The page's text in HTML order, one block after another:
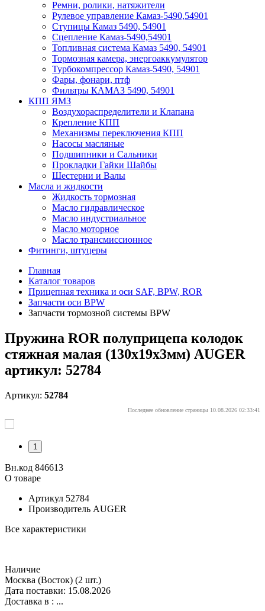
Ремни, ролики, натяжители
Рулевое управление Камаз-5490,54901
Ступицы Камаз 5490, 54901
Сцепление Камаз-5490,54901
Топливная система Камаз 5490, 54901
Тормозная камера, энергоаккумулятор
Турбокомпрессор Камаз-5490, 54901
Фары, фонари, птф
Фильтры КАМАЗ 5490, 54901
КПП ЯМЗ
Воздухораспределители и Клапана
Крепление КПП
Механизмы переключения КПП
Насосы масляные
Подшипники и Сальники
Прокладки Гайки Шайбы
Шестерни и Валы
Масла и жидкости
Жидкость тормозная
Масло гидравлическое
Масло индустриальное
Масло моторное
Масло трансмиссионное
Фитинги, штуцеры
Главная
Каталог товаров
Прицепная техника и оси SAF, BPW, ROR
Запчасти оси BPW
Запчасти тормозной системы BPW
Пружина ROR полуприцепа колодок
стяжная малая (130х19х3мм) AUGER
артикул: 52784
Артикул: 52784
Последнее обновление страницы 10.08.2026 02:33:41
1
Вн.код 846613
О товаре
Артикул 52784
Производитель AUGER
Все характеристики
Наличие
Москва (Восток) (2 шт.)
Дата поставки: 15.08.2026
Доставка в : ...